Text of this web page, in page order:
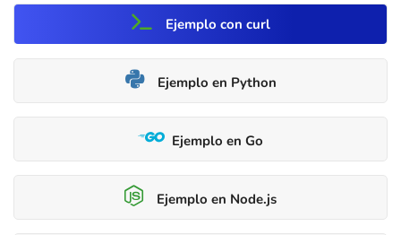
Ejemplo con curl
Ejemplo en Python
Ejemplo en Go
Ejemplo en Node.js